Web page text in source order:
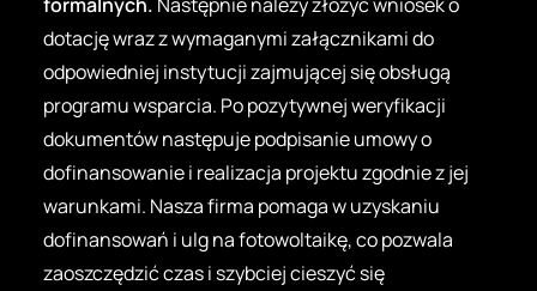
dotację wraz z wymaganymi załącznikami do
odpowiedniej instytucji zajmującej się obsługą
programu wsparcia. Po pozytywnej weryfikacji
dokumentów następuje podpisanie umowy o
dofinansowanie i realizacja projektu zgodnie z jej
warunkami. Nasza firma pomaga w uzyskaniu
dofinansowań i ulg na fotowoltaikę, co pozwala
zaoszczędzić czas i szybciej cieszyć się